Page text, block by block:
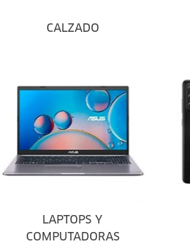
CALZADO
LAPTOPS Y
COMPUTADORAS